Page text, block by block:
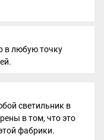
в любую точку
светильник в
в том, что это
фабрики.